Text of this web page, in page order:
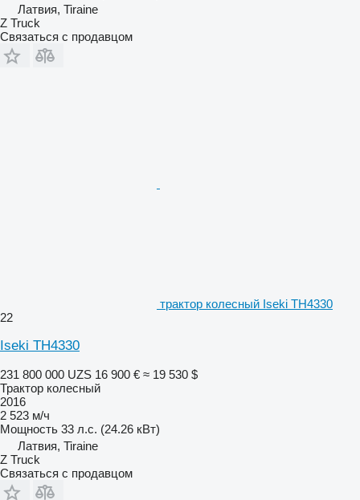
Латвия, Tiraine
Z Truck
Связаться с продавцом
трактор колесный Iseki TH4330
22
Iseki TH4330
231 800 000 UZS 16 900 € ≈ 19 530 $
Трактор колесный
2016
2 523 м/ч
Мощность 33 л.с. (24.26 кВт)
Латвия, Tiraine
Z Truck
Связаться с продавцом